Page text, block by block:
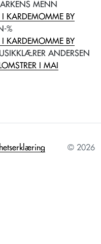
MENN
KARDEMOMME BY
%
KARDEMOMME BY
ANDERSEN
I MAI
© 2026